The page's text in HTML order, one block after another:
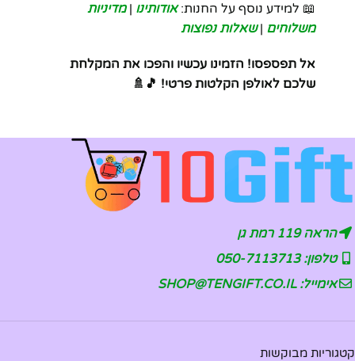
📖 למידע נוסף על החנות:אודותינו |מדיניות
משלוחים |שאלות נפוצות
אל תפספסו! הזמינו עכשיו והפכו את המקלחת
שלכם לאולפן הקלטות פרטי! 🎵🚿
הראה 119 רמת גן
טלפון: 050-7113713
אימייל: SHOP@TENGIFT.CO.IL
קטגוריות מבוקשות